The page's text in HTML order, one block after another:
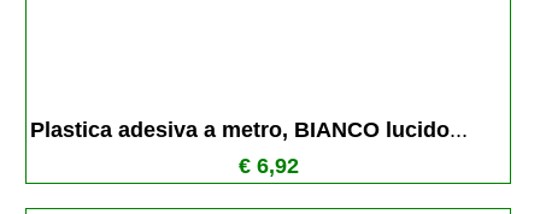
Plastica adesiva a metro, BIANCO lucido...
€ 6,92